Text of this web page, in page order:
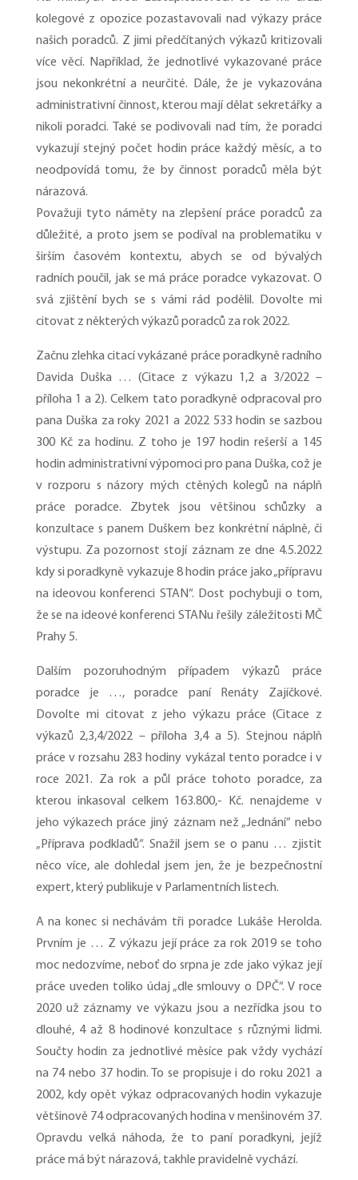
kolegové z opozice pozastavovali nad výkazy práce
našich poradců. Z jimi předčítaných výkazů kritizovali
více věcí. Například, že jednotlivé vykazované práce
jsou nekonkrétní a neurčité. Dále, že je vykazována
administrativní činnost, kterou mají dělat sekretářky a
nikoli poradci. Také se podivovali nad tím, že poradci
vykazují stejný počet hodin práce každý měsíc, a to
neodpovídá tomu, že by činnost poradců měla být
nárazová.
Považuji tyto náměty na zlepšení práce poradců za
důležité, a proto jsem se podíval na problematiku v
širším časovém kontextu, abych se od bývalých
radních poučil, jak se má práce poradce vykazovat. O
svá zjištění bych se s vámi rád podělil. Dovolte mi
citovat z některých výkazů poradců za rok 2022.
Začnu zlehka citací vykázané práce poradkyně radního
Davida Duška … (Citace z výkazu 1,2 a 3/2022 –
příloha 1 a 2). Celkem tato poradkyně odpracoval pro
pana Duška za roky 2021 a 2022 533 hodin se sazbou
300 Kč za hodinu. Z toho je 197 hodin rešerší a 145
hodin administrativní výpomoci pro pana Duška, což je
v rozporu s názory mých ctěných kolegů na náplň
práce poradce. Zbytek jsou většinou schůzky a
konzultace s panem Duškem bez konkrétní náplně, či
výstupu. Za pozornost stojí záznam ze dne 4.5.2022
kdy si poradkyně vykazuje 8 hodin práce jako „přípravu
na ideovou konferenci STAN“. Dost pochybuji o tom,
že se na ideové konferenci STANu řešily záležitosti MČ
Prahy 5.
Dalším pozoruhodným případem výkazů práce
poradce je …, poradce paní Renáty Zajíčkové.
Dovolte mi citovat z jeho výkazu práce (Citace z
výkazů 2,3,4/2022 – příloha 3,4 a 5). Stejnou náplň
práce v rozsahu 283 hodiny vykázal tento poradce i v
roce 2021. Za rok a půl práce tohoto poradce, za
kterou inkasoval celkem 163.800,- Kč. nenajdeme v
jeho výkazech práce jiný záznam než „Jednání“ nebo
„Příprava podkladů“. Snažil jsem se o panu … zjistit
něco více, ale dohledal jsem jen, že je bezpečnostní
expert, který publikuje v Parlamentních listech.
A na konec si nechávám tři poradce Lukáše Herolda.
Prvním je … Z výkazu její práce za rok 2019 se toho
moc nedozvíme, neboť do srpna je zde jako výkaz její
práce uveden toliko údaj „dle smlouvy o DPČ“. V roce
2020 už záznamy ve výkazu jsou a nezřídka jsou to
dlouhé, 4 až 8 hodinové konzultace s různými lidmi.
Součty hodin za jednotlivé měsíce pak vždy vychází
na 74 nebo 37 hodin. To se propisuje i do roku 2021 a
2002, kdy opět výkaz odpracovaných hodin vykazuje
většinově 74 odpracovaných hodina v menšinovém 37.
Opravdu velká náhoda, že to paní poradkyni, jejíž
práce má být nárazová, takhle pravidelně vychází.